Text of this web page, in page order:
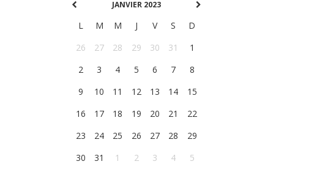
JANVIER 2023
L M M J V S
D
26
27 28 29 30 31
1
2
3 4 5 6 7
8
9
10 11 12 13 14
15
16
17 18 19 20 21
22
23
24 25 26 27 28
29
30
31 1 2 3 4 5